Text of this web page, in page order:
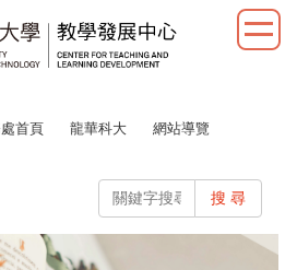
首頁 龍華科大 網站導覽
搜 尋